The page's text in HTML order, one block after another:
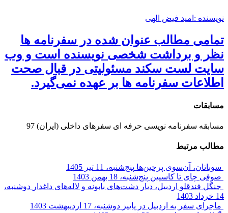
نویسنده :امید فیض الهی
تمامی مطالب عنوان شده در سفرنامه ها
نظر و برداشت شخصی نویسنده است و وب‌
سایت لست سکند مسئولیتی در قبال صحت
اطلاعات سفرنامه ها بر عهده نمی‌گیرد.
مسابقات
مسابقه سفرنامه نویسی حرفه ای سفرهای داخلی (ایران) 97
مطالب مرتبط
سوباتان، آن‌سوی پرچین‌ها پنج‌شنبه، 11 تیر 1405
صوفی چای تا کاسپین پنج‌شنبه، 18 بهمن 1403
جنگل فندقلو اردبیل، دیار دشت‌های بابونه و لاله‌های داغدار دوشنبه،
14 خرداد 1403
ماجرای سفر به اردبیل در پاییز دوشنبه، 17 اردیبهشت 1403